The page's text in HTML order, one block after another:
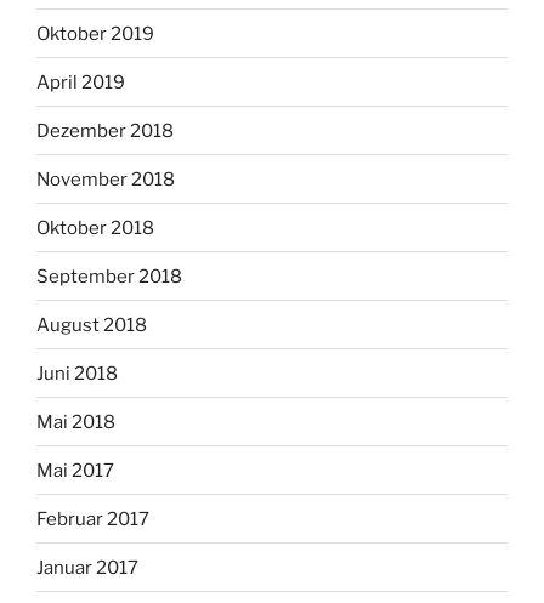
Oktober 2019
April 2019
Dezember 2018
November 2018
Oktober 2018
September 2018
August 2018
Juni 2018
Mai 2018
Mai 2017
Februar 2017
Januar 2017